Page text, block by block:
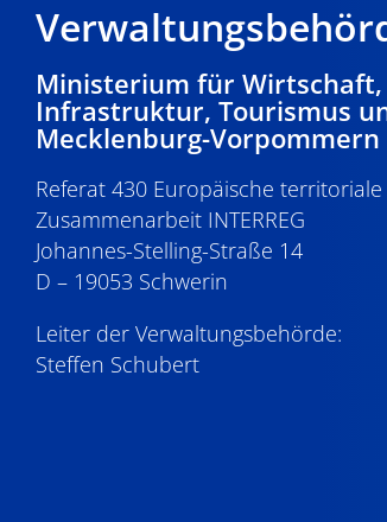
Ministerium für Wirtschaft,
Infrastruktur, Tourismus
Mecklenburg-Vorpommern
Referat 430 Europäische territoriale
Zusammenarbeit INTERREG
Johannes-Stelling-Straße 14
D – 19053 Schwerin
Leiter der Verwaltungsbehörde:
Steffen Schubert